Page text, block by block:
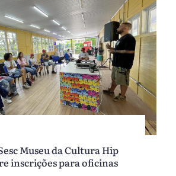
Museu da Cultura Hip
inscrições para oficinas